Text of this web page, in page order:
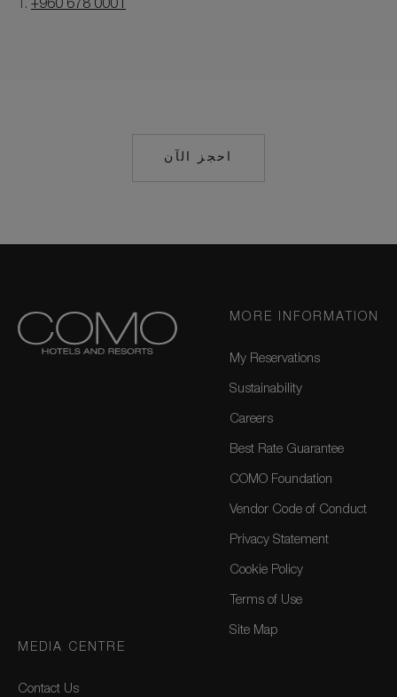
T. +960 678 0001
احجز الآن
MAILTO:
MORE INFORMATION
My Reservations
Sustainability
Careers
Best Rate Guarantee
COMO Foundation
Vendor Code of Conduct
Privacy Statement
Cookie Policy
Terms of Use
Site Map
MEDIA CENTRE
Contact Us